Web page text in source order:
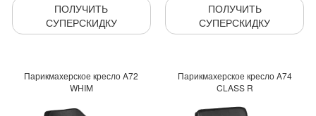
ПОЛУЧИТЬ
СУПЕРСКИДКУ
ПОЛУЧИТЬ
СУПЕРСКИДКУ
Парикмахерское кресло A72
WHIM
Парикмахерское кресло A74
CLASS R